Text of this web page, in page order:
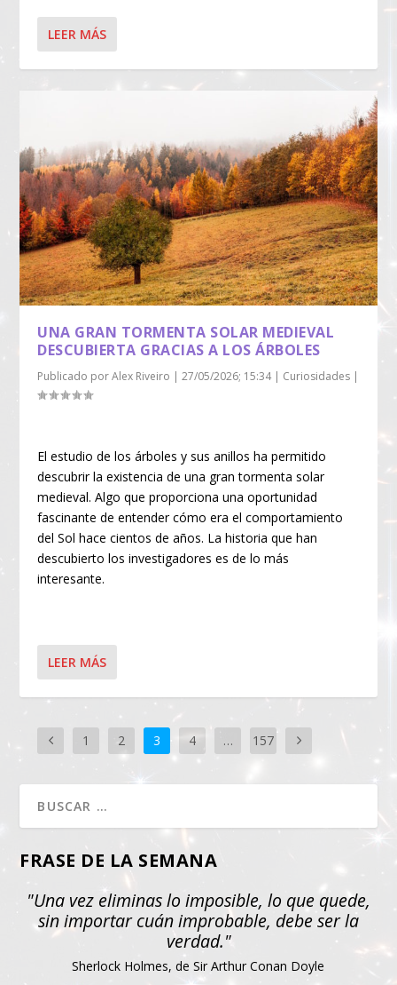
LEER MÁS
UNA GRAN TORMENTA SOLAR MEDIEVAL
DESCUBIERTA GRACIAS A LOS ÁRBOLES
Publicado porAlex Riveiro |27/05/2026; 15:34| Curiosidades |
El estudio de los árboles y sus anillos ha permitido
descubrir la existencia de una gran tormenta solar
medieval. Algo que proporciona una oportunidad
fascinante de entender cómo era el comportamiento
del Sol hace cientos de años. La historia que han
descubierto los investigadores es de lo más
interesante.
LEER MÁS
1 2 3 4 … 157
FRASE DE LA SEMANA
"Una vez eliminas lo imposible, lo que quede,
sin importar cuán improbable, debe ser la
verdad."
Sherlock Holmes, de Sir Arthur Conan Doyle